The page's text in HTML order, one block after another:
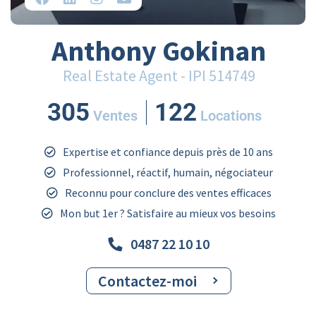
Anthony Gokinan
Real Estate Agent - IPI 514749
305 Ventes 122 Locations
Expertise et confiance depuis près de 10 ans
Professionnel, réactif, humain, négociateur
Reconnu pour conclure des ventes efficaces
Mon but 1er ? Satisfaire au mieux vos besoins
0487 22 10 10
Contactez-moi